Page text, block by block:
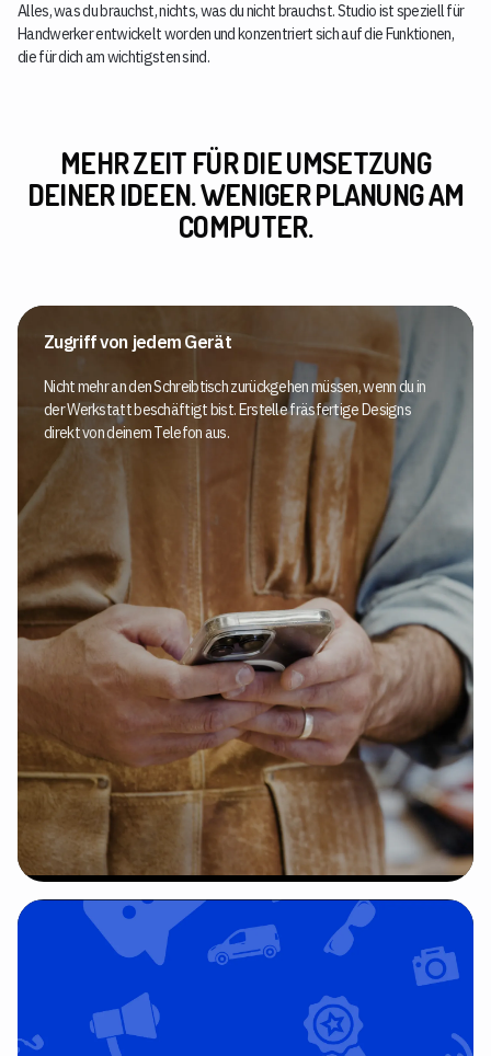
Alles, was du brauchst, nichts, was du nicht brauchst. Studio ist speziell für
Handwerker entwickelt worden und konzentriert sich auf die Funktionen,
die für dich am wichtigsten sind.
MEHR ZEIT FÜR DIE UMSETZUNG
DEINER IDEEN. WENIGER PLANUNG AM
COMPUTER.
Zugriff von jedem Gerät
Nicht mehr an den Schreibtisch zurückgehen müssen, wenn du in
der Werkstatt beschäftigt bist. Erstelle fräsfertige Designs
direkt von deinem Telefon aus.